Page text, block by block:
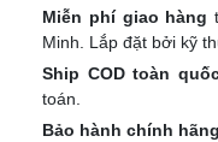
Miễn phí giao hàng
Minh. Lắp đặt bởi kỹ
Ship COD toàn
toán.
Bảo hành chính